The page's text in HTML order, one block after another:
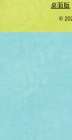
桌面版
©